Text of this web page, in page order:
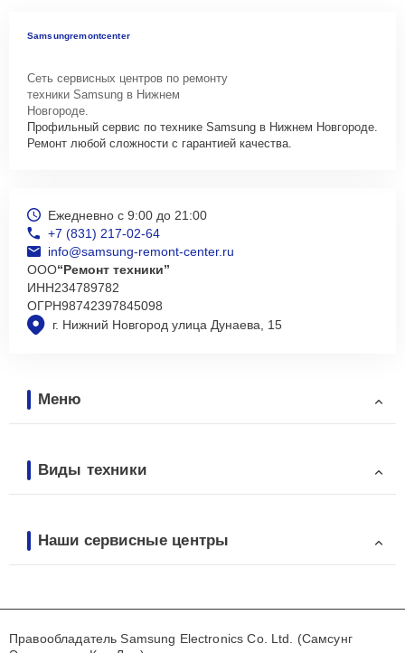
Samsungremontcenter
Сеть сервисных центров по ремонту
техники Samsung в Нижнем
Новгороде.
Профильный сервис по технике Samsung в Нижнем Новгороде.
Ремонт любой сложности с гарантией качества.
г. Нижний Новгород улица Дунаева, 15
Ежедневно с 9:00 до 21:00
+7 (831) 217-02-64
info@samsung-remont-center.ru
ООО“Ремонт техники”
ИНН234789782
ОГРН98742397845098
Меню
Виды техники
Наши сервисные центры
Правообладатель Samsung Electronics Co. Ltd. (Самсунг